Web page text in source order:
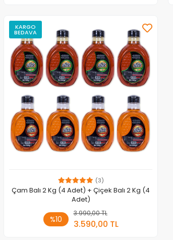
KARGO
BEDAVA
(3)
Çam Balı 2 Kg (4 Adet) + Çiçek Balı 2 Kg (4
Adet)
%10
3.990,00 TL
3.590,00 TL
Sepete Ekle